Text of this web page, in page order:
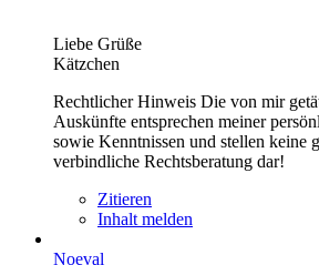
Liebe Grüße
Kätzchen
Rechtlicher Hinweis Die von mir
Auskünfte entsprechen meiner
sowie Kenntnissen und stellen keine
verbindliche Rechtsberatung dar!
Zitieren
Inhalt melden
Noeval